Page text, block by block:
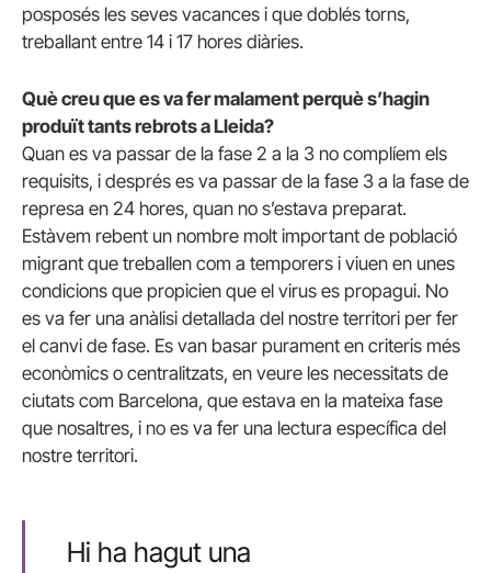
posposés les seves vacances i que doblés torns,
treballant entre 14 i 17 hores diàries.
Què creu que es va fer malament perquè s’hagin
produït tants rebrots a Lleida?
Quan es va passar de la fase 2 a la 3 no complíem els
requisits, i després es va passar de la fase 3 a la fase de
represa en 24 hores, quan no s’estava preparat.
Estàvem rebent un nombre molt important de població
migrant que treballen com a temporers i viuen en unes
condicions que propicien que el virus es propagui. No
es va fer una anàlisi detallada del nostre territori per fer
el canvi de fase. Es van basar purament en criteris més
econòmics o centralitzats, en veure les necessitats de
ciutats com Barcelona, que estava en la mateixa fase
que nosaltres, i no es va fer una lectura específica del
nostre territori.
Hi ha hagut una